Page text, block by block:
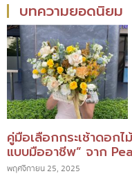
บทความยอดนิยม
คู่มือเลือกกระเช้าดอก
แบบมืออาชีพ” จาก
พฤศจิกายน 25, 2025